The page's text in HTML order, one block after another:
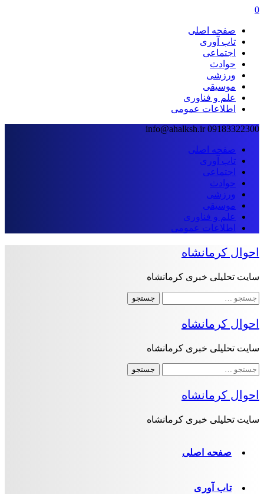
0
صفحه اصلی
تاب آوری
اجتماعی
حوادث
ورزشی
موسیقی
علم و فناوری
اطلاعات عمومی
09183322300
info@ahalksh.ir
صفحه اصلی
تاب آوری
اجتماعی
حوادث
ورزشی
موسیقی
علم و فناوری
اطلاعات عمومی
احوال کرمانشاه
سایت تحلیلی خبری کرمانشاه
جستجو
برای:
احوال کرمانشاه
سایت تحلیلی خبری کرمانشاه
جستجو
برای:
احوال کرمانشاه
سایت تحلیلی خبری کرمانشاه
صفحه اصلی
تاب آوری